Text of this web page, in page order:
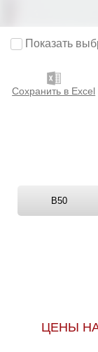
Показать
Сохранить в Excel
B50
ЦЕНЫ